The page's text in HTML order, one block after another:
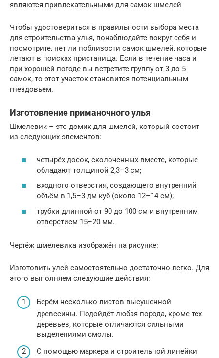
являются привлекательными для самок шмелей
Чтобы удостовериться в правильности выбора места
для строительства улья, понаблюдайте вокруг себя и
посмотрите, нет ли поблизости самок шмелей, которые
летают в поисках пристанища. Если в течение часа и
при хорошей погоде вы встретите группу от 3 до 5
самок, то этот участок становится потенциальным
гнездовьем.
Изготовление приманочного улья
Шмелевик – это домик для шмелей, который состоит
из следующих элементов:
четырёх досок, сколоченных вместе, которые
обладают толщиной 2,3–3 см;
входного отверстия, создающего внутренний
объём в 1,5–3 дм куб (около 12–14 см);
трубки длинной от 90 до 100 см и внутренним
отверстием 15–20 мм.
Чертёж шмелевика изображён на рисунке:
Изготовить улей самостоятельно достаточно легко. Для
этого выполняем следующие действия:
Берём несколько листов высушенной
древесины. Подойдёт любая порода, кроме тех
деревьев, которые отличаются сильными
выделениями смолы.
С помощью маркера и строительной линейки